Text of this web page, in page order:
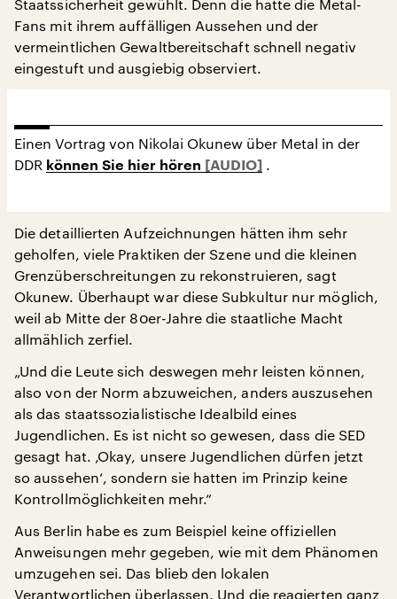
Staatssicherheit gewühlt. Denn die hatte die Metal-
Fans mit ihrem auffälligen Aussehen und der
vermeintlichen Gewaltbereitschaft schnell negativ
eingestuft und ausgiebig observiert.
Einen Vortrag von Nikolai Okunew über Metal in der
DDR können Sie hier hören .
Die detaillierten Aufzeichnungen hätten ihm sehr
geholfen, viele Praktiken der Szene und die kleinen
Grenzüberschreitungen zu rekonstruieren, sagt
Okunew. Überhaupt war diese Subkultur nur möglich,
weil ab Mitte der 80er-Jahre die staatliche Macht
allmählich zerfiel.
„Und die Leute sich deswegen mehr leisten können,
also von der Norm abzuweichen, anders auszusehen
als das staatssozialistische Idealbild eines
Jugendlichen. Es ist nicht so gewesen, dass die SED
gesagt hat. ‚Okay, unsere Jugendlichen dürfen jetzt
so aussehen‘, sondern sie hatten im Prinzip keine
Kontrollmöglichkeiten mehr.“
Aus Berlin habe es zum Beispiel keine offiziellen
Anweisungen mehr gegeben, wie mit dem Phänomen
umzugehen sei. Das blieb den lokalen
Verantwortlichen überlassen. Und die reagierten ganz